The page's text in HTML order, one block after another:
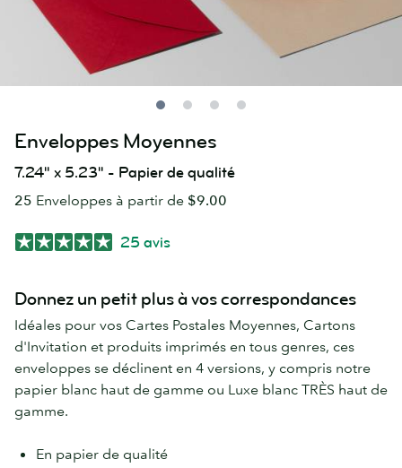
Enveloppes Moyennes
7.24" x 5.23" - Papier de qualité
25 Enveloppes à partir de $9.00
25 avis
Donnez un petit plus à vos correspondances
Idéales pour vos Cartes Postales Moyennes, Cartons
d'Invitation et produits imprimés en tous genres, ces
enveloppes se déclinent en 4 versions, y compris notre
papier blanc haut de gamme ou Luxe blanc TRÈS haut de
gamme.
En papier de qualité